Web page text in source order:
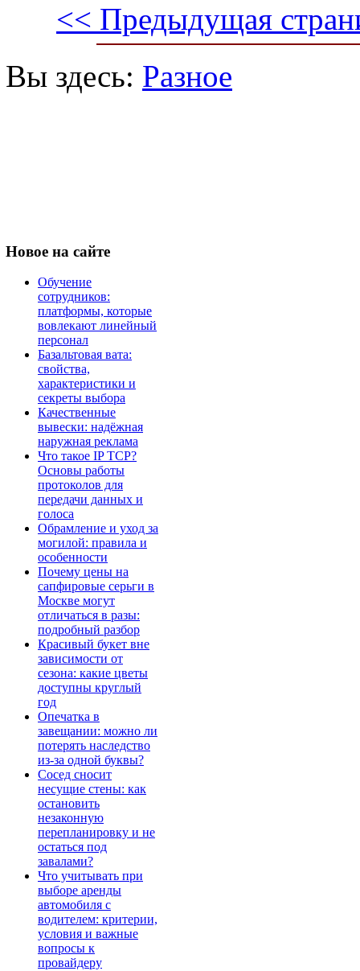
<< Предыдущая
Вы здесь: Разное
Новое на сайте
Обучение
сотрудников:
платформы, которые
вовлекают линейный
персонал
Базальтовая вата:
свойства,
характеристики и
секреты выбора
Качественные
вывески: надёжная
наружная реклама
Что такое IP TCP?
Основы работы
протоколов для
передачи данных и
голоса
Обрамление и уход за
могилой: правила и
особенности
Почему цены на
сапфировые серьги в
Москве могут
отличаться в разы:
подробный разбор
Красивый букет вне
зависимости от
сезона: какие цветы
доступны круглый
год
Опечатка в
завещании: можно ли
потерять наследство
из-за одной буквы?
Сосед сносит
несущие стены: как
остановить
незаконную
перепланировку и не
остаться под
завалами?
Что учитывать при
выборе аренды
автомобиля с
водителем: критерии,
условия и важные
вопросы к
провайдеру